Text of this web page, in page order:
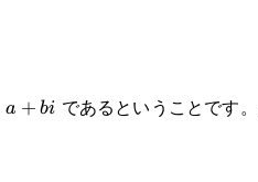
a+bi
a + bi であるということです。